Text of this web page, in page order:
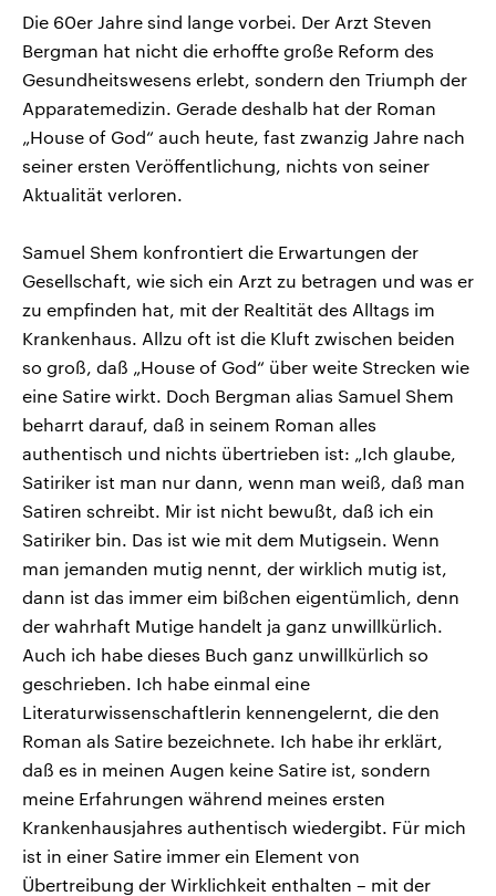
Die 60er Jahre sind lange vorbei. Der Arzt Steven
Bergman hat nicht die erhoffte große Reform des
Gesundheitswesens erlebt, sondern den Triumph der
Apparatemedizin. Gerade deshalb hat der Roman
„House of God“ auch heute, fast zwanzig Jahre nach
seiner ersten Veröffentlichung, nichts von seiner
Aktualität verloren.
Samuel Shem konfrontiert die Erwartungen der
Gesellschaft, wie sich ein Arzt zu betragen und was er
zu empfinden hat, mit der Realtität des Alltags im
Krankenhaus. Allzu oft ist die Kluft zwischen beiden
so groß, daß „House of God“ über weite Strecken wie
eine Satire wirkt. Doch Bergman alias Samuel Shem
beharrt darauf, daß in seinem Roman alles
authentisch und nichts übertrieben ist: „Ich glaube,
Satiriker ist man nur dann, wenn man weiß, daß man
Satiren schreibt. Mir ist nicht bewußt, daß ich ein
Satiriker bin. Das ist wie mit dem Mutigsein. Wenn
man jemanden mutig nennt, der wirklich mutig ist,
dann ist das immer eim bißchen eigentümlich, denn
der wahrhaft Mutige handelt ja ganz unwillkürlich.
Auch ich habe dieses Buch ganz unwillkürlich so
geschrieben. Ich habe einmal eine
Literaturwissenschaftlerin kennengelernt, die den
Roman als Satire bezeichnete. Ich habe ihr erklärt,
daß es in meinen Augen keine Satire ist, sondern
meine Erfahrungen während meines ersten
Krankenhausjahres authentisch wiedergibt. Für mich
ist in einer Satire immer ein Element von
Übertreibung der Wirklichkeit enthalten – mit der